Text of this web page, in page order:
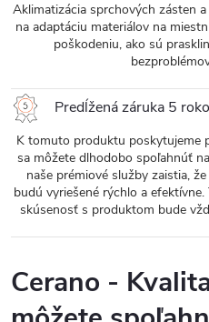
Aklimatizácia sprchových zásten
na adaptáciu materiálov na
poškodeniu, ako sú
Predĺžená záruka 5
K tomuto produktu poskytujeme
sa môžete dlhodobo spoľahnúť
naše prémiové služby zaistia,
budú vyriešené rýchlo a
skúsenosť s produktom bude
Cerano -